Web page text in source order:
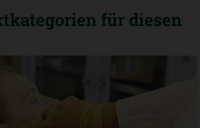
für diesen